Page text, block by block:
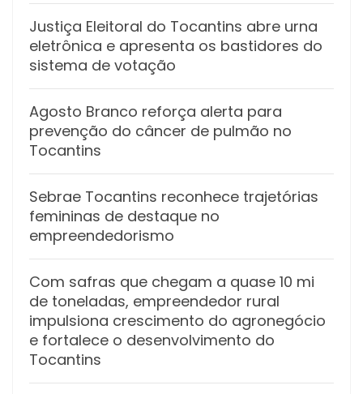
Justiça Eleitoral do Tocantins abre urna
eletrônica e apresenta os bastidores do
sistema de votação
Agosto Branco reforça alerta para
prevenção do câncer de pulmão no
Tocantins
Sebrae Tocantins reconhece trajetórias
femininas de destaque no
empreendedorismo
Com safras que chegam a quase 10 mi
de toneladas, empreendedor rural
impulsiona crescimento do agronegócio
e fortalece o desenvolvimento do
Tocantins